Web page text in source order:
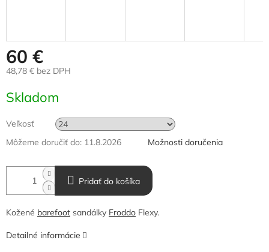
60 €
48,78 € bez DPH
cena:
Skladom
Veľkosť
Môžeme doručiť do: 11.8.2026 Možnosti doručenia
Pridať do košíka
Kožené barefoot sandálky Froddo Flexy.
Detailné informácie